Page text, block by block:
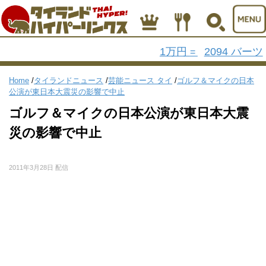
1万円 = 2094 バーツ
Home /タイランドニュース /芸能ニュース タイ /ゴルフ＆マイクの日本
公演が東日本大震災の影響で中止
ゴルフ＆マイクの日本公演が東日本大震
災の影響で中止
2011年3月28日 配信